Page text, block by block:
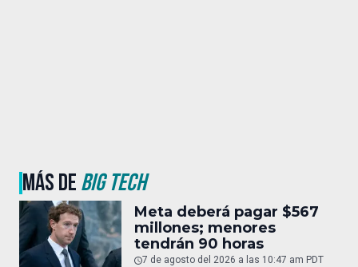
MÁS DEBIG TECH
Meta deberá pagar $567
millones; menores
tendrán 90 horas
7 de agosto del 2026 a las 10:47 am PDT